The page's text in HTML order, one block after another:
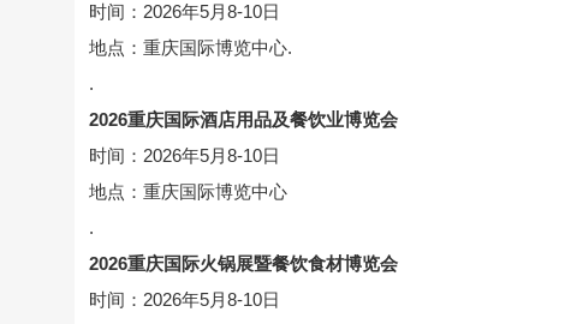
时间：2026年5月8-10日
地点：重庆国际博览中心.
.
2026重庆国际酒店用品及餐饮业博览会
时间：2026年5月8-10日
地点：重庆国际博览中心
.
2026重庆国际火锅展暨餐饮食材博览会
时间：2026年5月8-10日